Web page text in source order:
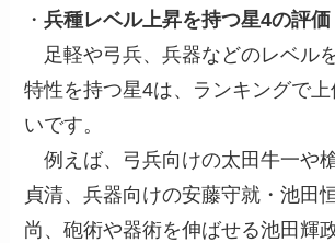
・兵種レベル上昇を持つ星4の評価
足軽や弓兵、兵器などのレベル
特性を持つ星4は、ランキングで
いです。
例えば、弓兵向けの太田牛一や
貞清、兵器向けの安藤守就・池田
尚、砲術や器術を伸ばせる池田輝